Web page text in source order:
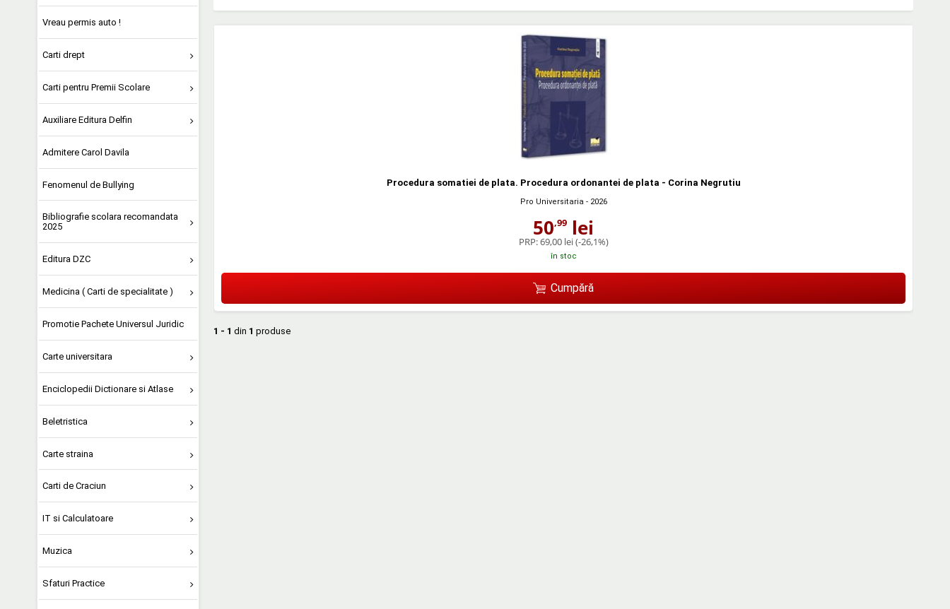
Vreau permis auto !
Carti drept
Carti pentru Premii Scolare
Auxiliare Editura Delfin
Admitere Carol Davila
Fenomenul de Bullying
Bibliografie scolara recomandata
2025
Editura DZC
Medicina ( Carti de specialitate )
Promotie Pachete Universul Juridic
Carte universitara
Enciclopedii Dictionare si Atlase
Beletristica
Carte straina
Carti de Craciun
IT si Calculatoare
Muzica
Sfaturi Practice
Procedura somatiei de plata. Procedura ordonantei de plata - Corina Negrutiu
Pro Universitaria- 2026
50,99 lei
PRP:69,00 lei(-26,1%)
în stoc
Cumpără
1 - 1 din 1 produse